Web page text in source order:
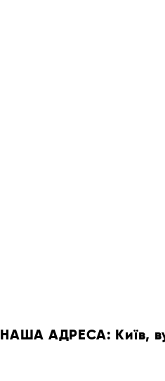
НАША АДРЕСА: Київ,